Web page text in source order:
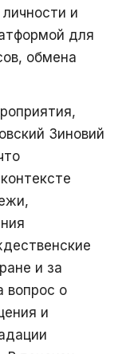
и
для
обмена
Зиновий
и за
вопрос о
и